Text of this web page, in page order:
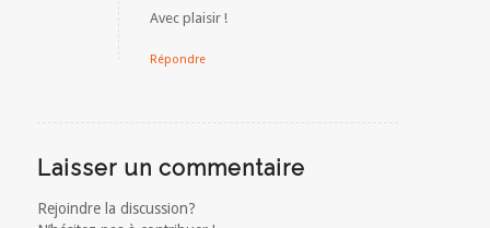
Avec plaisir !
Répondre
Laisser un commentaire
Rejoindre la discussion?